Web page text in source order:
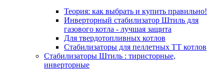
Теория: как выбрать и купить правильно!
Инверторный стабилизатор Штиль для
газового котла - лучшая защита
Для твердотопливных котлов
Стабилизаторы для пеллетных ТТ котлов
Стабилизаторы Штиль : тиристорные,
инверторные